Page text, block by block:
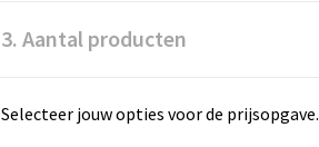
3. Aantal producten
Selecteer jouw opties voor de prijsopgave.